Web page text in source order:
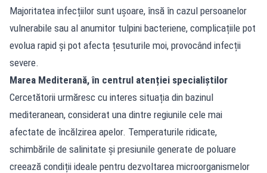
Majoritatea infecțiilor sunt ușoare, însă în cazul persoanelor
vulnerabile sau al anumitor tulpini bacteriene, complicațiile pot
evolua rapid și pot afecta țesuturile moi, provocând infecții
severe.
Marea Mediterană, în centrul atenției specialiștilor
Cercetătorii urmăresc cu interes situația din bazinul
mediteranean, considerat una dintre regiunile cele mai
afectate de încălzirea apelor. Temperaturile ridicate,
schimbările de salinitate și presiunile generate de poluare
creează condiții ideale pentru dezvoltarea microorganismelor